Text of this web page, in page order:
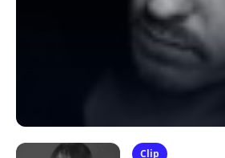
Clip